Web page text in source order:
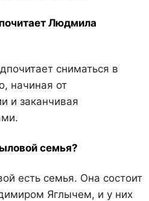
Людмила
сниматься в
начиная от
и заканчивая
семья?
есть семья. Она состоит
Яглычем, и у них